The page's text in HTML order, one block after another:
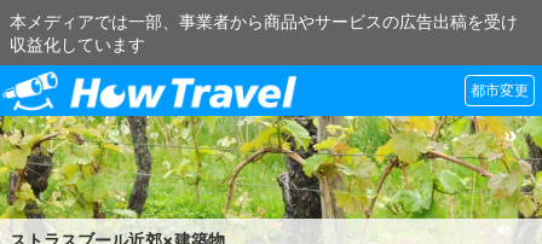
本メディアでは一部、事業者から商品やサービスの広告出稿を受け
収益化しています
都市変更